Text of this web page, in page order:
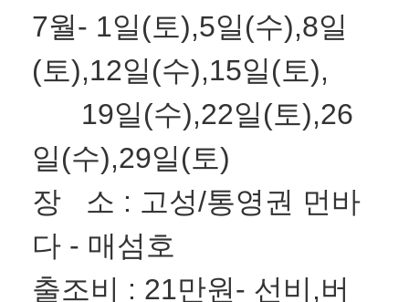
7월- 1일(토),5일(수),8일
(토),12일(수),15일(토),
19일(수),22일(토),26
일(수),29일(토)
장 소 : 고성/통영권 먼바
다 - 매섬호
출조비 : 21만원- 선비,버